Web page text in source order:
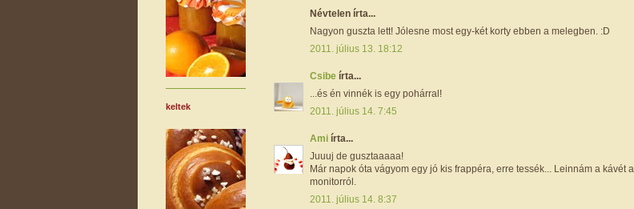
Névtelen írta...
Nagyon guszta lett! Jólesne most egy-két korty ebben a melegben. :D
2011. július 13. 18:12
Csibe írta...
...és én vinnék is egy pohárral!
2011. július 14. 7:45
Ami írta...
Juuuj de gusztaaaaa!
Már napok óta vágyom egy jó kis frappéra, erre tessék... Leinnám a kávét a
monitorról.
2011. július 14. 8:37
keltek